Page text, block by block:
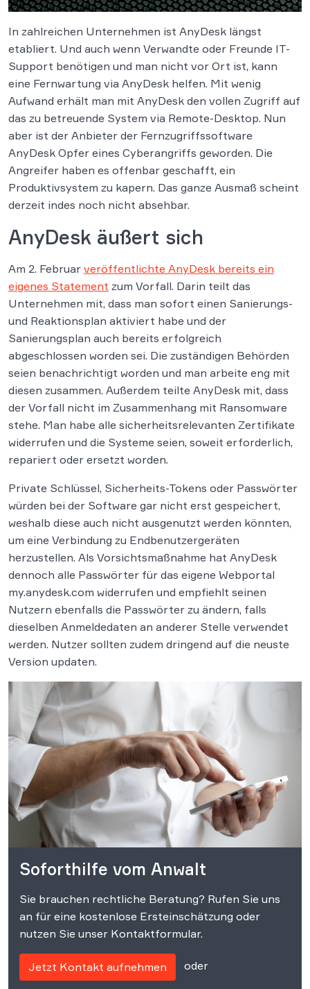
In zahlreichen Unternehmen ist AnyDesk längst
etabliert. Und auch wenn Verwandte oder Freunde IT-
Support benötigen und man nicht vor Ort ist, kann
eine Fernwartung via AnyDesk helfen. Mit wenig
Aufwand erhält man mit AnyDesk den vollen Zugriff auf
das zu betreuende System via Remote-Desktop. Nun
aber ist der Anbieter der Fernzugriffssoftware
AnyDesk Opfer eines Cyberangriffs geworden. Die
Angreifer haben es offenbar geschafft, ein
Produktivsystem zu kapern. Das ganze Ausmaß scheint
derzeit indes noch nicht absehbar.
AnyDesk äußert sich
Am 2. Februar veröffentlichte AnyDesk bereits ein
eigenes Statement zum Vorfall. Darin teilt das
Unternehmen mit, dass man sofort einen Sanierungs-
und Reaktionsplan aktiviert habe und der
Sanierungsplan auch bereits erfolgreich
abgeschlossen worden sei. Die zuständigen Behörden
seien benachrichtigt worden und man arbeite eng mit
diesen zusammen. Außerdem teilte AnyDesk mit, dass
der Vorfall nicht im Zusammenhang mit Ransomware
stehe. Man habe alle sicherheitsrelevanten Zertifikate
widerrufen und die Systeme seien, soweit erforderlich,
repariert oder ersetzt worden.
Private Schlüssel, Sicherheits-Tokens oder Passwörter
würden bei der Software gar nicht erst gespeichert,
weshalb diese auch nicht ausgenutzt werden könnten,
um eine Verbindung zu Endbenutzergeräten
herzustellen. Als Vorsichtsmaßnahme hat AnyDesk
dennoch alle Passwörter für das eigene Webportal
my.anydesk.com widerrufen und empfiehlt seinen
Nutzern ebenfalls die Passwörter zu ändern, falls
dieselben Anmeldedaten an anderer Stelle verwendet
werden. Nutzer sollten zudem dringend auf die neuste
Version updaten.
Soforthilfe vom Anwalt
Sie brauchen rechtliche Beratung? Rufen Sie uns
an für eine kostenlose Ersteinschätzung oder
nutzen Sie unser Kontaktformular.
Jetzt Kontakt aufnehmen oder